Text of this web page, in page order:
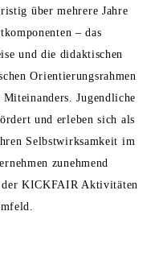
über mehrere Jahre
– das
und die didaktischen
Orientierungsrahmen
Jugendliche
und erleben sich als
Selbstwirksamkeit im
zunehmend
KICKFAIR Aktivitäten